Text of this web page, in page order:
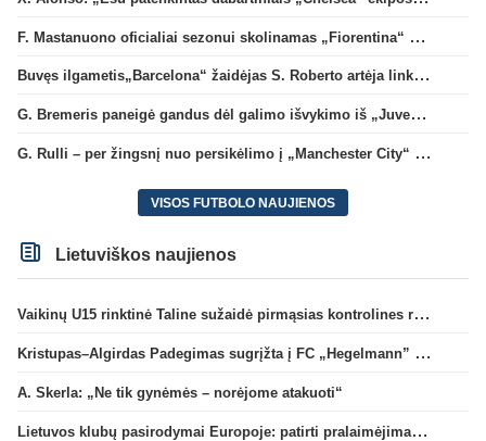
F. Mastanuono oficialiai sezonui skolinamas „Fiorentina“ ekipai
Buvęs ilgametis„Barcelona“ žaidėjas S. Roberto artėja link persikėlimo į MLS
G. Bremeris paneigė gandus dėl galimo išvykimo iš „Juventus“ klubo
G. Rulli – per žingsnį nuo persikėlimo į „Manchester City“ klubą
VISOS FUTBOLO NAUJIENOS
Lietuviškos naujienos
Vaikinų U15 rinktinė Taline sužaidė pirmąsias kontrolines rungtynes
Kristupas–Algirdas Padegimas sugrįžta į FC „Hegelmann” B sudėtį
A. Skerla: „Ne tik gynėmės – norėjome atakuoti“
Lietuvos klubų pasirodymai Europoje: patirti pralaimėjimai Kroatijos atstovams